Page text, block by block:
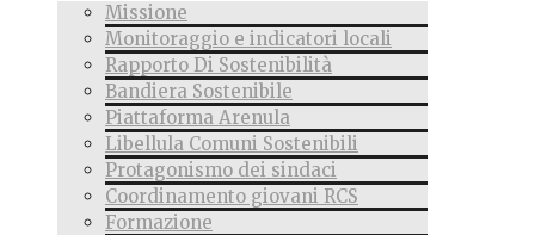
Missione
Monitoraggio e indicatori locali
Rapporto Di Sostenibilità
Bandiera Sostenibile
Piattaforma Arenula
Libellula Comuni Sostenibili
Protagonismo dei sindaci
Coordinamento giovani RCS
Formazione